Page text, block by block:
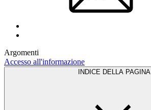
Argomenti
Accesso all'informazione
INDICE DELLA PAGINA